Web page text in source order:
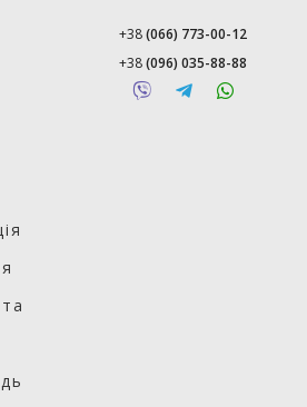
+38(066) 773-00-12
+38(096) 035-88-88